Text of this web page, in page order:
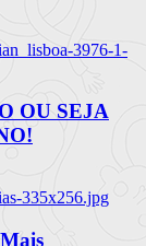
3976-1-
OU SEJA
335x256.jpg